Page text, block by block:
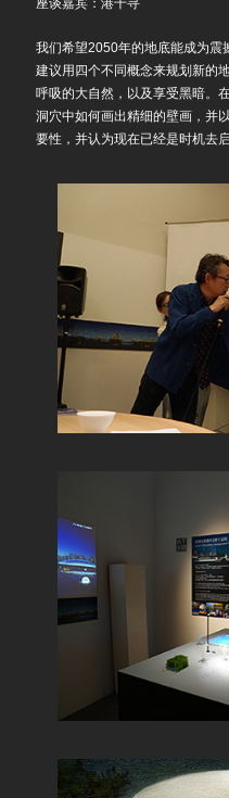
座谈嘉宾：港千寻
我们希望2050年的地底能成为震
建议用四个不同概念来规划新的
呼吸的大自然，以及享受黑暗。
洞穴中如何画出精细的壁画，并
要性，并认为现在已经是时机去